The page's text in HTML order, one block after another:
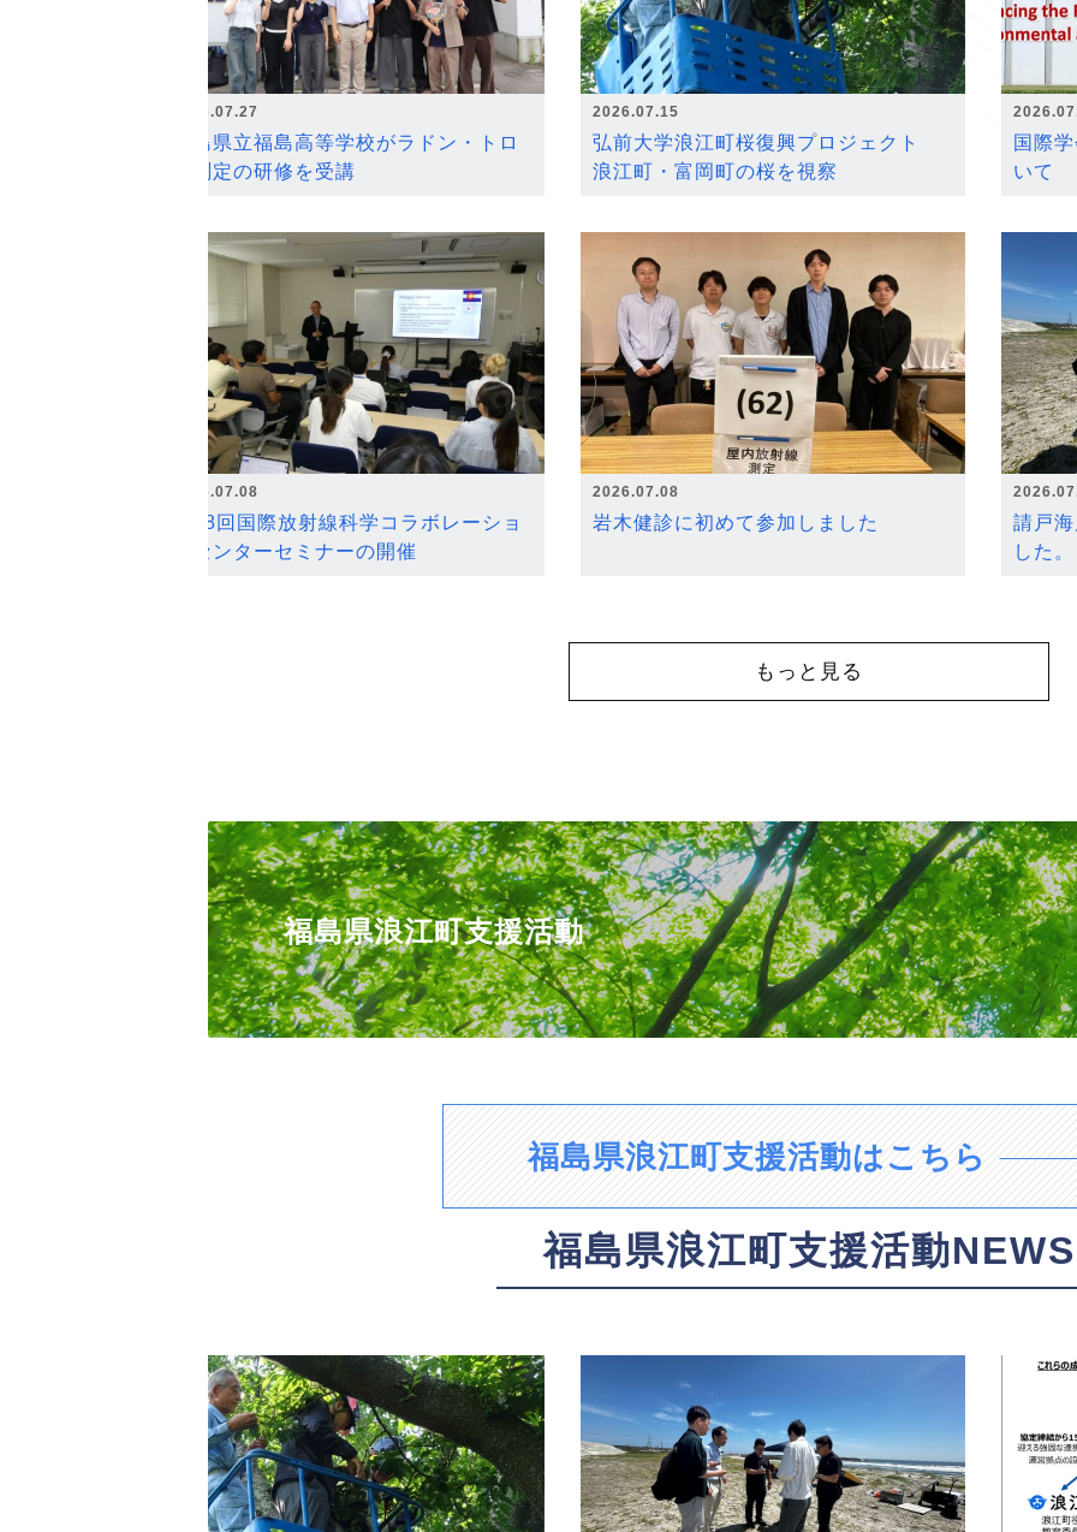
2026.07.27
福島県立福島高等学校がラドン・トロ
ン測定の研修を受講
2026.07.15
弘前大学浪江町桜復興プロジェクト
浪江町・富岡町の桜を視察
国際
いて
2026.07.08
第18回国際放射線科学コラボレーショ
ンセンターセミナーの開催
2026.07.08
岩木健診に初めて参加しました
請戸
した。
もっと見る
福島県浪江町支援活動
福島県浪江町支援活動はこちら
福島県浪江町支援活動NEWS